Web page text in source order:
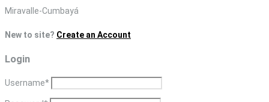
Skip
content
Miravalle-Cumbayá
New to site? Create an Account
Login
Username*